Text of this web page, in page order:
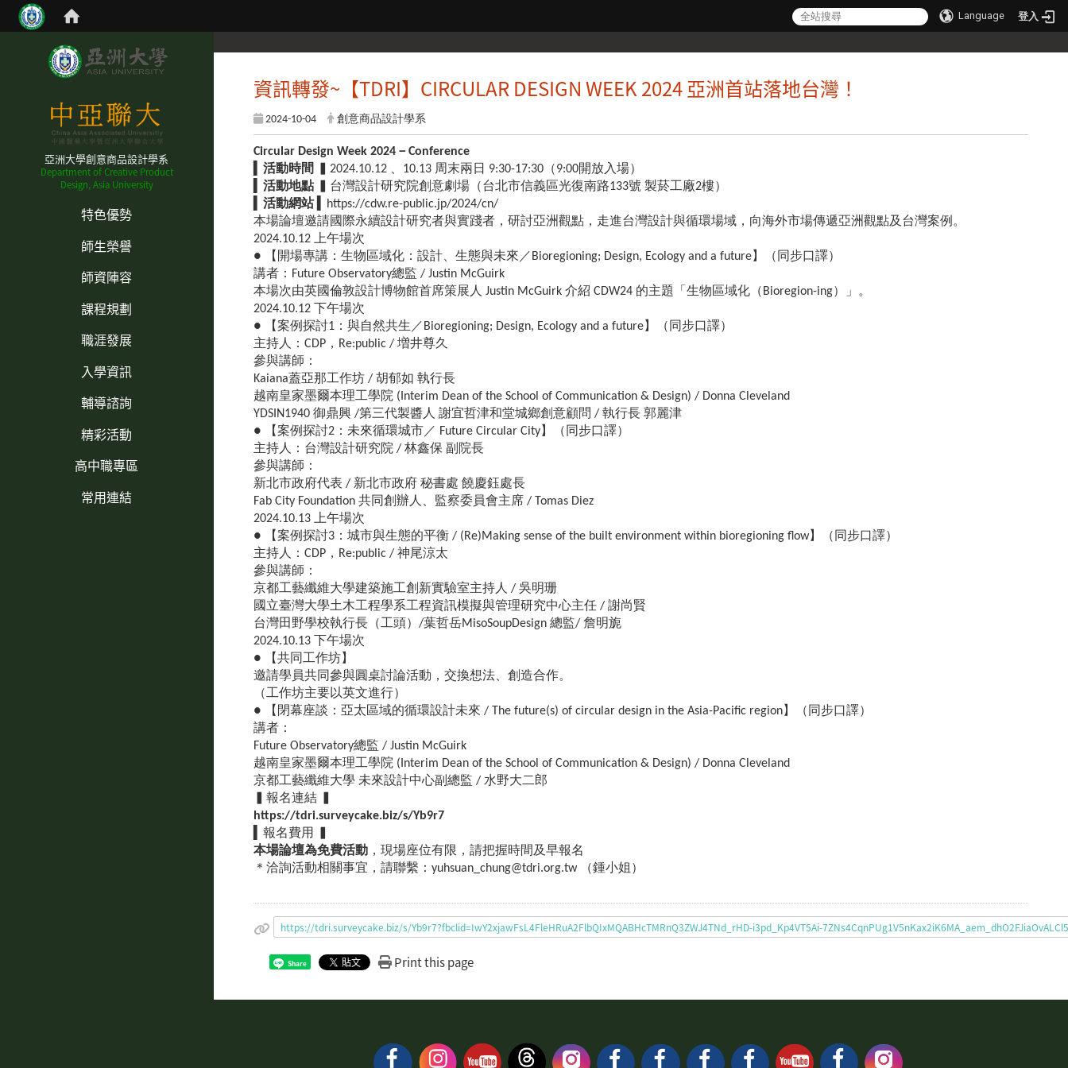
Language 登入
亞洲大學創意商品設計學系
Department of Creative Product
Design, Asia University
特色優勢
師生榮譽
師資陣容
課程規劃
職涯發展
入學資訊
輔導諮詢
精彩活動
高中職專區
常用連結
資訊轉發~【TDRI】CIRCULAR DESIGN WEEK 2024 亞洲首站落地台灣！
2024-10-04 創意商品設計學系
Circular Design Week 2024－Conference
活動時間
▍2024.10.12 、10.13 周末兩日 9:30-17:30（9:00開放入場）
活動地點
▍台灣設計研究院創意劇場（台北市信義區光復南路133號 製菸工廠2樓）
活動網站
▍https://cdw.re-public.jp/2024/cn/
本場論壇邀請國際永續設計研究者與實踐者，研討亞洲觀點，走進台灣設計與循環場域，向海外市場傳遞亞洲觀點及台灣案例。
2024.10.12 上午場次
● 【開場專講：生物區域化：設計、生態與未來／Bioregioning; Design, Ecology and a future】（同步口譯）
講者：Future Observatory總監 / Justin McGuirk
本場次由英國倫敦設計博物館首席策展人 Justin McGuirk 介紹 CDW24 的主題「生物區域化（Bioregion-ing）」。
2024.10.12 下午場次
● 【案例探討1：與自然共生／Bioregioning; Design, Ecology and a future】（同步口譯）
主持人：CDP，Re:public / 増井尊久
參與講師：
Kaiana蓋亞那工作坊 / 胡郁如 執行長
越南皇家墨爾本理工學院 (Interim Dean of the School of Communication & Design) / Donna Cleveland
YDSIN1940 御鼎興 /第三代製醬人 謝宜哲津和堂城鄉創意顧問 / 執行長 郭麗津
● 【案例探討2：未來循環城市／ Future Circular City】（同步口譯）
主持人：台灣設計研究院 / 林鑫保 副院長
參與講師：
新北市政府代表 / 新北市政府 秘書處 饒慶鈺處長
Fab City Foundation 共同創辦人、監察委員會主席 / Tomas Diez
2024.10.13 上午場次
● 【案例探討3：城市與生態的平衡 / (Re)Making sense of the built environment within bioregioning flow】（同步口譯）
主持人：CDP，Re:public / 神尾涼太
參與講師：
京都工藝纖維大學建築施工創新實驗室主持人 / 吳明珊
國立臺灣大學土木工程學系工程資訊模擬與管理研究中心主任 / 謝尚賢
台灣田野學校執行長（工頭）/葉哲岳MisoSoupDesign 總監/ 詹明旎
2024.10.13 下午場次
● 【共同工作坊】
邀請學員共同參與圓桌討論活動，交換想法、創造合作。
（工作坊主要以英文進行）
● 【閉幕座談：亞太區域的循環設計未來 / The future(s) of circular design in the Asia-Pacific region】（同步口譯）
講者：
Future Observatory總監 / Justin McGuirk
越南皇家墨爾本理工學院 (Interim Dean of the School of Communication & Design) / Donna Cleveland
京都工藝纖維大學 未來設計中心副總監 / 水野大二郎
▍報名連結 ▍
https://tdri.surveycake.biz/s/Yb9r7
▍報名費用 ▍
本場論壇為免費活動，現場座位有限，請把握時間及早報名
＊洽詢活動相關事宜，請聯繫：yuhsuan_chung@tdri.org.tw （鍾小姐）
https://tdri.surveycake.biz/s/Yb9r7?fbclid=IwY2xjawFsL4FleHRuA2FlbQIxMQABHcTMRnQ3ZWJ4TNd_rHD-i3pd_Kp4VT5Ai-
Share Print this page